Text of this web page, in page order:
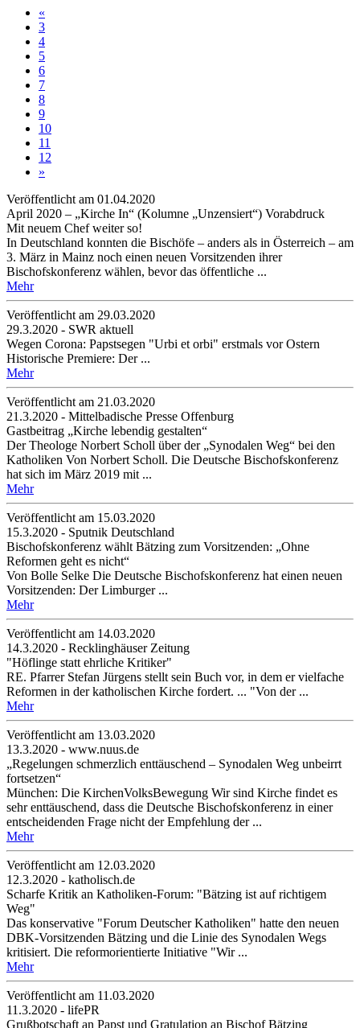
«
3
4
5
6
7
8
9
10
11
12
»
Veröffentlicht am 01­.04.2020
April 2020 – „Kirche In“ (Kolumne „Unzensiert“) Vorabdruck
Mit neuem Chef weiter so!
In Deutschland konnten die Bischöfe – anders als in Österreich – am
3. März in Mainz noch einen neuen Vorsitzenden ihrer
Bischofskonferenz wählen, bevor das öffentliche ...
Mehr
Veröffentlicht am 29­.03.2020
29.3.2020 - SWR aktuell
Wegen Corona: Papstsegen "Urbi et orbi" erstmals vor Ostern
Historische Premiere: Der ...
Mehr
Veröffentlicht am 21­.03.2020
21.3.2020 - Mittelbadische Presse Offenburg
Gastbeitrag „Kirche lebendig gestalten“
Der Theologe Norbert Scholl über der „Synodalen Weg“ bei den
Katholiken Von Norbert Scholl. Die Deutsche Bischofskonferenz
hat sich im März 2019 mit ...
Mehr
Veröffentlicht am 15­.03.2020
15.3.2020 - Sputnik Deutschland
Bischofskonferenz wählt Bätzing zum Vorsitzenden: „Ohne
Reformen geht es nicht“
Von Bolle Selke Die Deutsche Bischofskonferenz hat einen neuen
Vorsitzenden: Der Limburger ...
Mehr
Veröffentlicht am 14­.03.2020
14.3.2020 - Recklinghäuser Zeitung
"Höflinge statt ehrliche Kritiker"
RE. Pfarrer Stefan Jürgens stellt sein Buch vor, in dem er vielfache
Reformen in der katholischen Kirche fordert. ... "Von der ...
Mehr
Veröffentlicht am 13­.03.2020
13.3.2020 - www.nuus.de
„Regelungen schmerzlich enttäuschend – Synodalen Weg unbeirrt
fortsetzen“
München: Die KirchenVolksBewegung Wir sind Kirche findet es
sehr enttäuschend, dass die Deutsche Bischofskonferenz in einer
entscheidenden Frage nicht der Empfehlung der ...
Mehr
Veröffentlicht am 12­.03.2020
12.3.2020 - katholisch.de
Scharfe Kritik an Katholiken-Forum: "Bätzing ist auf richtigem
Weg"
Das konservative "Forum Deutscher Katholiken" hatte den neuen
DBK-Vorsitzenden Bätzing und die Linie des Synodalen Wegs
kritisiert. Die reformorientierte Initiative "Wir ...
Mehr
Veröffentlicht am 11­.03.2020
11.3.2020 - lifePR
Grußbotschaft an Papst und Gratulation an Bischof Bätzing